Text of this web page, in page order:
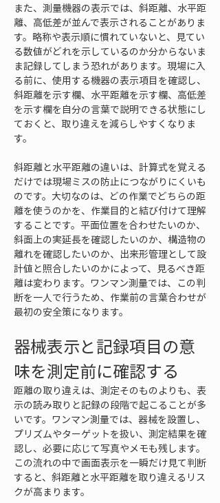
また、測量機器の表示では、斜距離、水平距
離、高低差が並んで表示されることがありま
す。略称や表示順に慣れていないと、見てい
る数値がどれを示しているのか分からないま
ま記録してしまう恐れがあります。現場に入
る前に、使用する機器の表示項目を確認し、
斜距離を示す欄、水平距離を示す欄、高低差
を示す欄を自分の言葉で説明できる状態にし
ておくと、取り違えを減らしやすくなりま
す。
斜距離と水平距離の違いは、計算式を覚える
だけでは現場ミスの防止につながりにくいも
のです。大切なのは、どの作業でどちらの距
離を使うのかを、作業目的と結び付けて理解
することです。平面位置を合わせたいのか、
斜面上の実延長を確認したいのか、構造物の
離れを確認したいのか、出来形管理として設
計値と照合したいのかによって、見るべき距
離は変わります。ワンマン測量では、この判
断を一人で行うため、作業前の言葉合わせが
最初の安全策になります。
器械表示と記録項目の意
味を測定前に確認する
距離の取り違えは、測定そのものよりも、表
示の読み取りと記録の段階で起こることが多
いです。ワンマン測量では、器械を設置し、
プリズムやターゲットを扱い、測定結果を確
認し、必要に応じて写真やメモも残します。
この流れの中で画面表示を一瞬だけ見て判断
すると、斜距離と水平距離を取り違えるリス
クが高まります。